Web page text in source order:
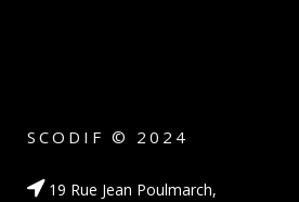
SCODIF © 2024
19 Rue Jean Poulmarch,